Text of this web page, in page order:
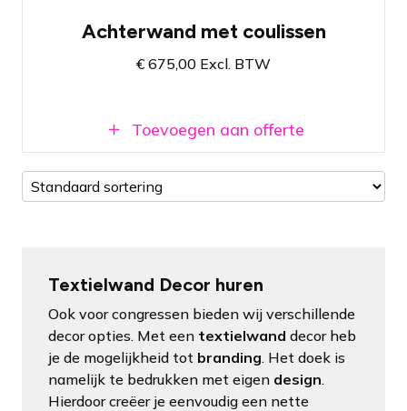
met coulissen
In meerdere afmetingen beschikbaar
Achterwand met coulissen
€ 675,00 Excl. BTW
Toevoegen aan offerte
Textielwand Decor huren
Ook voor congressen bieden wij verschillende
decor opties. Met een textielwand decor heb
je de mogelijkheid tot branding. Het doek is
namelijk te bedrukken met eigen design.
Hierdoor creëer je eenvoudig een nette